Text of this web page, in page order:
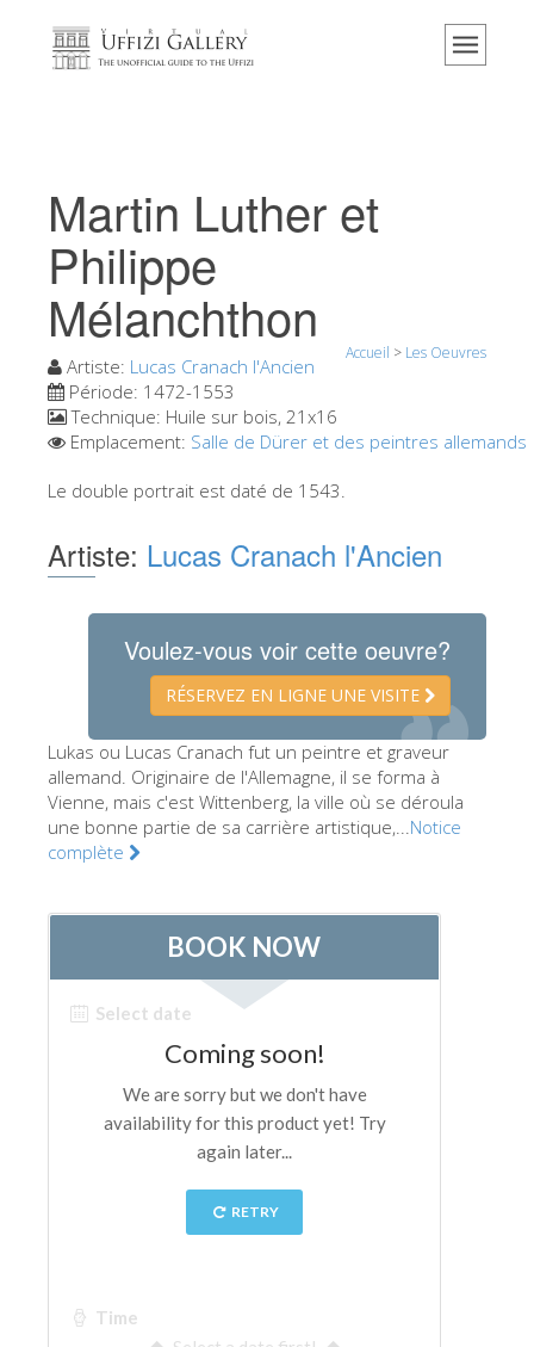
Accueil
Événements et expositions
L' avis des visiteurs
Contact
Explorer la Galerie
Réserver
Visite virtuelle
Les Artistes
Les autres Musées
Le Musée national du Bargello
La Galerie Palatine
Les Chapelles Médicis
Opificio delle Pietre Dure
Le Musée Galilée
La tour d'Arnolfo
Le Corridor de Vasari
Le Palazzo Vecchio
Santa Maria Novella
Martin Luther et
Philippe
Mélanchthon
Accueil > Les Oeuvres
Artiste: Lucas Cranach l'Ancien
Période: 1472-1553
Technique: Huile sur bois, 21x16
Emplacement: Salle de Dürer et des peintres allemands
Le double portrait est daté de 1543.
Artiste: Lucas Cranach l'Ancien
Voulez-vous voir cette oeuvre?
RÉSERVEZ EN LIGNE UNE VISITE
Lukas ou Lucas Cranach fut un peintre et graveur
allemand. Originaire de l'Allemagne, il se forma à
Vienne, mais c'est Wittenberg, la ville où se déroula
une bonne partie de sa carrière artistique,...Notice
complète